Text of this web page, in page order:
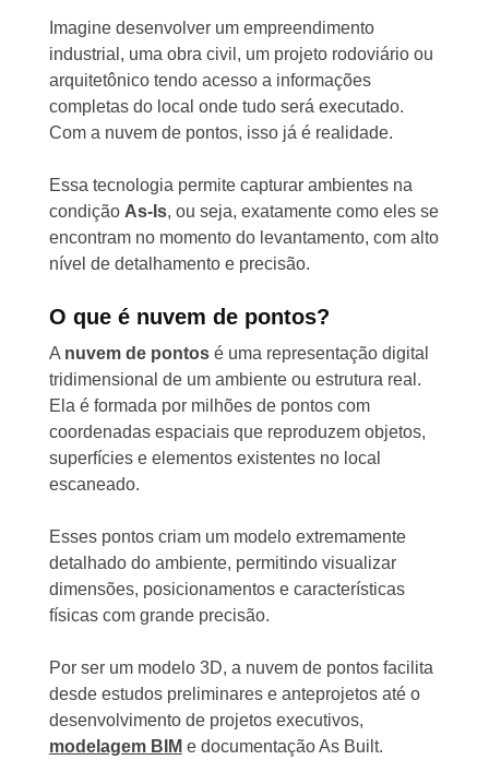
Imagine desenvolver um empreendimento
industrial, uma obra civil, um projeto rodoviário ou
arquitetônico tendo acesso a informações
completas do local onde tudo será executado.
Com a nuvem de pontos, isso já é realidade.
Essa tecnologia permite capturar ambientes na
condição As-Is, ou seja, exatamente como eles se
encontram no momento do levantamento, com alto
nível de detalhamento e precisão.
O que é nuvem de pontos?
A nuvem de pontosé uma representação digital
tridimensional de um ambiente ou estrutura real.
Ela é formada por milhões de pontos com
coordenadas espaciais que reproduzem objetos,
superfícies e elementos existentes no local
escaneado.
Esses pontos criam um modelo extremamente
detalhado do ambiente, permitindo visualizar
dimensões, posicionamentos e características
físicas com grande precisão.
Por ser um modelo 3D, a nuvem de pontos facilita
desde estudos preliminares e anteprojetos até o
desenvolvimento de projetos executivos,
modelagem BIM e documentação As Built.